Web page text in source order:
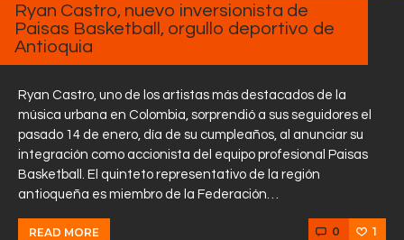
Ryan Castro, nuevo inversionista de
Paisas Basketball, orgullo deportivo de
Antioquia
Ryan Castro, uno de los artistas más destacados de la
música urbana en Colombia, sorprendió a sus seguidores el
pasado 14 de enero, día de su cumpleaños, al anunciar su
integración como accionista del equipo profesional Paisas
Basketball. El quinteto representativo de la región
antioqueña es miembro de la Federación…
READ MORE 0 1